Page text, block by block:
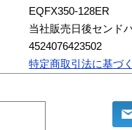
EQFX350-128ER
当社販売日後センド
4524076423502
特定商取引法に基づ